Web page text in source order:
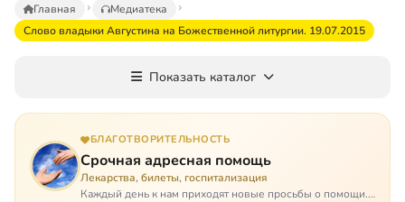
Главная
Медиатека
Слово владыки Августина на Божественной литургии. 19.07.2015
Показать каталог
БЛАГОТВОРИТЕЛЬНОСТЬ
Срочная адресная помощь
Лекарства, билеты, госпитализация
Каждый день к нам приходят новые просьбы о помощи.